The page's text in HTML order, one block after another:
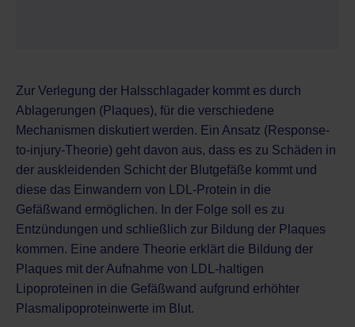
Zur Verlegung der Halsschlagader kommt es durch
Ablagerungen (Plaques), für die verschiedene
Mechanismen diskutiert werden. Ein Ansatz (Response-
to-injury-Theorie) geht davon aus, dass es zu Schäden in
der auskleidenden Schicht der Blutgefäße kommt und
diese das Einwandern von LDL-Protein in die
Gefäßwand ermöglichen. In der Folge soll es zu
Entzündungen und schließlich zur Bildung der Plaques
kommen. Eine andere Theorie erklärt die Bildung der
Plaques mit der Aufnahme von LDL-haltigen
Lipoproteinen in die Gefäßwand aufgrund erhöhter
Plasmalipoproteinwerte im Blut.